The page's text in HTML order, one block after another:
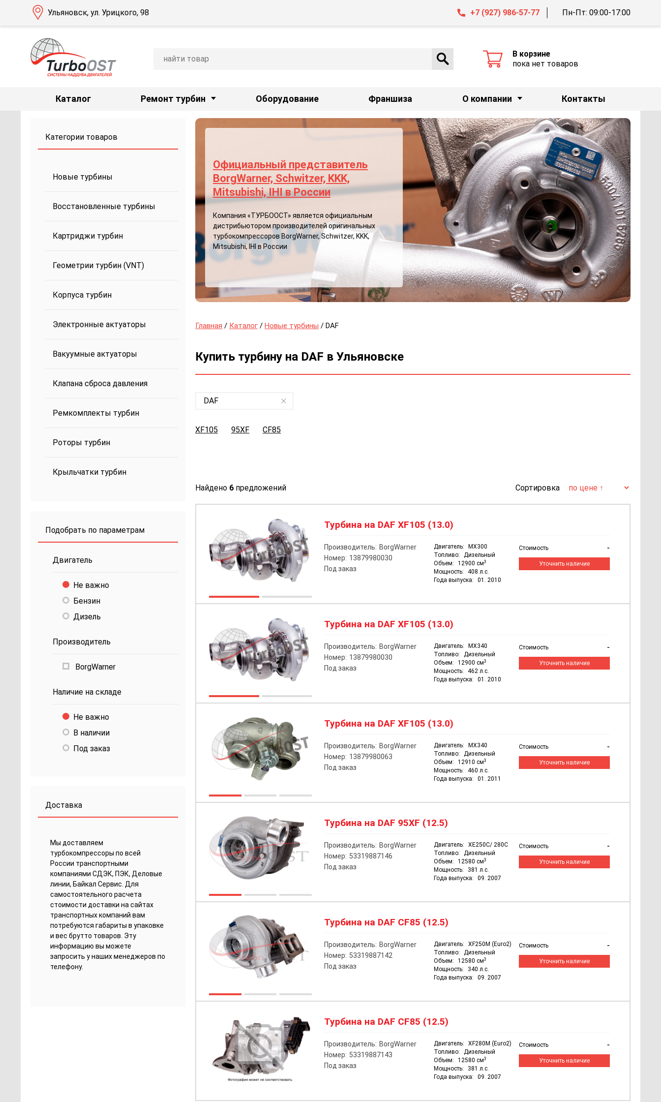
Каталог Ремонт турбин Оборудование Франшиза О компании Контакты
Ульяновск, ул. Урицкого, 98 +7 (927) 986-57-77 Пн-Пт: 09:00-17:00
В корзине
пока нет товаров
Категории товаров
Новые турбины
Восстановленные турбины
Картриджи турбин
Геометрии турбин (VNT)
Корпуса турбин
Электронные актуаторы
Вакуумные актуаторы
Клапана сброса давления
Ремкомплекты турбин
Роторы турбин
Крыльчатки турбин
Подобрать по параметрам
Двигатель
Не важно
Бензин
Дизель
Производитель
BorgWarner
Наличие на складе
Не важно
В наличии
Под заказ
Доставка
Мы доставляем
турбокомпрессоры по всей
России транспортными
компаниями СДЭК, ПЭК, Деловые
линии, Байкал Сервис. Для
самостоятельного расчета
стоимости доставки на сайтах
транспортных компаний вам
потребуются габариты в упаковке
и вес брутто товаров. Эту
информацию вы можете
запросить у наших менеджеров по
телефону.
Официальный представитель
BorgWarner, Schwitzer, KKK,
Mitsubishi, IHI в России
Компания «ТУРБООСТ» является официальным
дистрибьютором производителей оригинальных
турбокомпрессоров BorgWarner, Schwitzer, KKK,
Mitsubishi, IHI в России
Главная / Каталог / Новые турбины / DAF
Купить турбину на DAF в Ульяновске
DAF
XF105 95XF CF85
Найдено 6 предложений Сортировка
Турбина на DAF XF105 (13.0)
Производитель: BorgWarner
Номер: 13879980030
Под заказ
Двигатель:
MX300
Топливо:
Дизельный
Объем:
12900 см3
Мощность:
408 л.с.
Года выпуска:
01. 2010
Стоимость -
Уточнить наличие
Турбина на DAF XF105 (13.0)
Производитель: BorgWarner
Номер: 13879980030
Под заказ
Двигатель:
MX340
Топливо:
Дизельный
Объем:
12900 см3
Мощность:
462 л.с.
Года выпуска:
01. 2010
Стоимость -
Уточнить наличие
Турбина на DAF XF105 (13.0)
Производитель: BorgWarner
Номер: 13879980063
Под заказ
Двигатель:
MX340
Топливо:
Дизельный
Объем:
12910 см3
Мощность:
460 л.с.
Года выпуска:
01. 2011
Стоимость -
Уточнить наличие
Турбина на DAF 95XF (12.5)
Производитель: BorgWarner
Номер: 53319887146
Под заказ
Двигатель:
XE250C/ 280C
Топливо:
Дизельный
Объем:
12580 см3
Мощность:
381 л.с.
Года выпуска:
09. 2007
Стоимость -
Уточнить наличие
Турбина на DAF CF85 (12.5)
Производитель: BorgWarner
Номер: 53319887142
Под заказ
Двигатель:
XF250M (Euro2)
Топливо:
Дизельный
Объем:
12580 см3
Мощность:
340 л.с.
Года выпуска:
09. 2007
Стоимость -
Уточнить наличие
Турбина на DAF CF85 (12.5)
Производитель: BorgWarner
Номер: 53319887143
Под заказ
Двигатель:
XF280M (Euro2)
Топливо:
Дизельный
Объем:
12580 см3
Мощность:
381 л.с.
Года выпуска:
09. 2007
Стоимость -
Уточнить наличие